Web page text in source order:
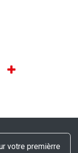
votre premièrre